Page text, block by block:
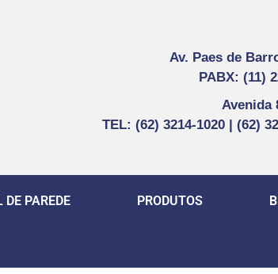
Av. Paes de
PABX: (11)
Avenida
TEL: (62) 3214-1020 | (62)
DE PAREDE PRODUTOS